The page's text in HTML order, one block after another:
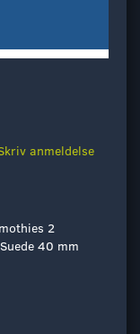
anmeldelse
2
40 mm